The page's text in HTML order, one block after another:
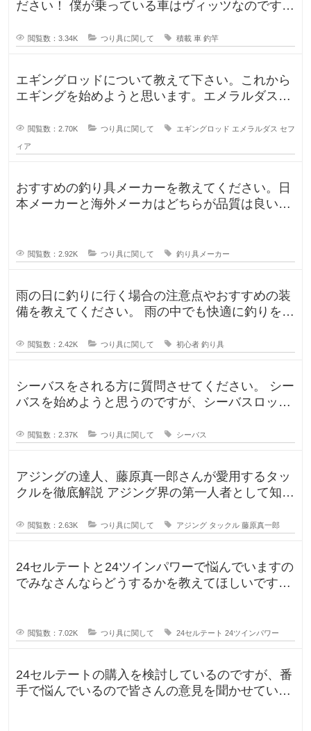
ださい！ 僕が乗っている車はヴィッツなのです
閲覧数：3.34K つり具に関して 積載 車 釣竿
エギングロッドについて教えて下さい。これから
エギングを始めようと思います。エメラルダスや
閲覧数：2.70K つり具に関して エギングロッド エメラルダス セフ
ィア
おすすめの釣り具メーカーを教えてください。日
本メーカーと海外メーカはどちらが品質は良いで
閲覧数：2.92K つり具に関して 釣り具メーカー
雨の日に釣りに行く場合の注意点やおすすめの装
備を教えてください。 雨の中でも快適に釣りを楽
閲覧数：2.42K つり具に関して 初心者 釣り具
シーバスをされる方に質問させてください。 シー
バスを始めようと思うのですが、シーバスロッド
閲覧数：2.37K つり具に関して シーバス
アジングの達人、藤原真一郎さんが愛用するタッ
クルを徹底解説 アジング界の第一人者として知ら
閲覧数：2.63K つり具に関して アジング タックル 藤原真一郎
24セルテートと24ツインパワーで悩んでいますの
でみなさんならどうするかを教えてほしいです。
閲覧数：7.02K つり具に関して 24セルテート 24ツインパワー
24セルテートの購入を検討しているのですが、番
手で悩んでいるので皆さんの意見を聞かせていた